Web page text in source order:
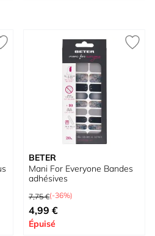
BETER
Mani For Everyone Bandes
adhésives
Prix normal
7,75 €(-36%)
À partir de
4,99 €
Épuisé